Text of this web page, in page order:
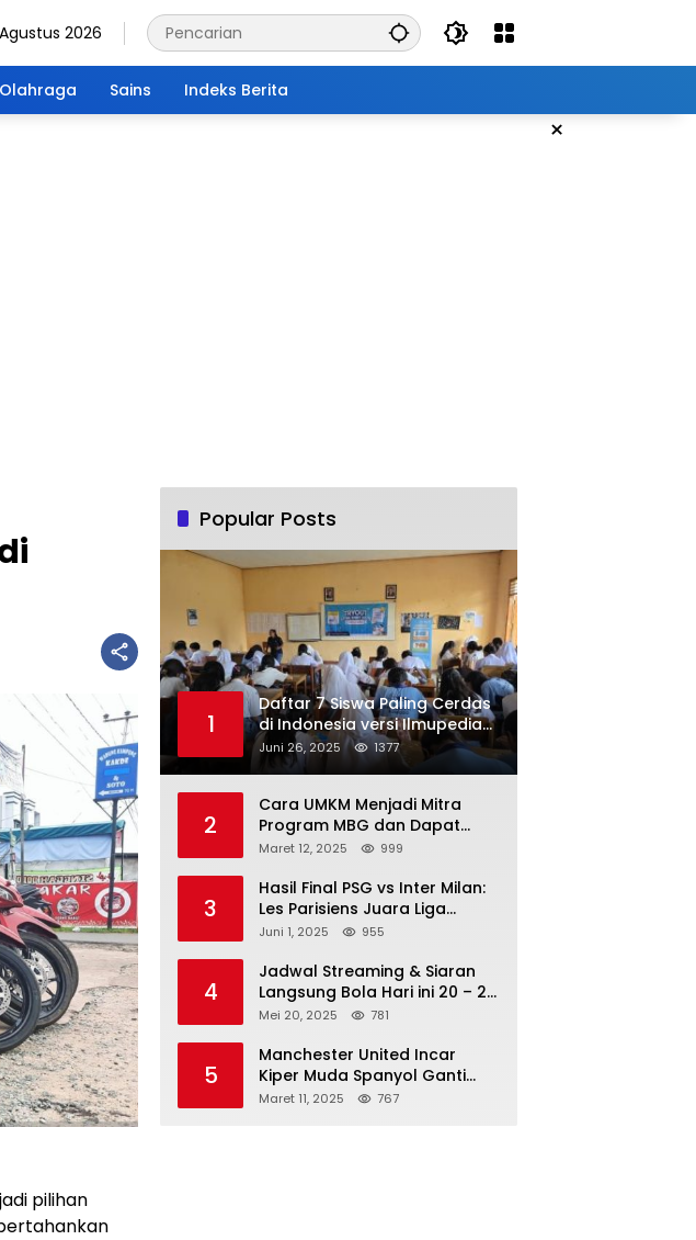
2026
Olahraga Sains Indeks Berita
×
pilihan
Popular Posts
1
Daftar 7 Siswa Paling Cerdas
di Indonesia versi Ilmupedia
Tryout UTBK 2025
Juni 26, 2025 1377
2
Cara UMKM Menjadi Mitra
Program MBG dan Dapat
Modal Hingga Rp500 Juta
Maret 12, 2025 999
3
Hasil Final PSG vs Inter Milan:
Les Parisiens Juara Liga
Champions 2025 usai Bantai il
Juni 1, 2025 955
4
Jadwal Streaming & Siaran
Langsung Bola Hari ini 20 – 21
Mei 2025: Manchester City vs
Mei 20, 2025 781
5
Manchester United Incar
Kiper Muda Spanyol Ganti
Andre Onana
Maret 11, 2025 767